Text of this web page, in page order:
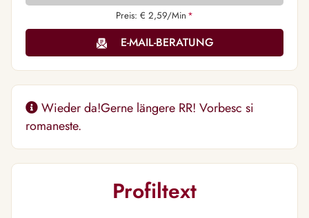
Preis: € 2,59/Min *
E-MAIL-BERATUNG
Wieder da!Gerne längere RR! Vorbesc si
romaneste.
Profiltext